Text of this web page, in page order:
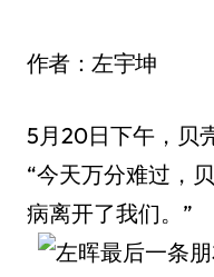
作者：左宇坤
5月20日下午，贝
“今天万分难过，
病离开了我们。”